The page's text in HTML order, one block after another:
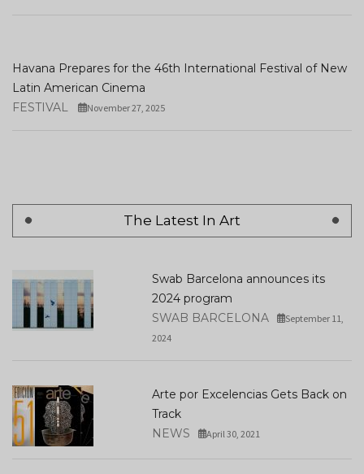
Havana Prepares for the 46th International Festival of New
Latin American Cinema
FESTIVAL
November 27, 2025
The Latest In Art
Swab Barcelona announces its
2024 program
SWAB BARCELONA
September 11,
2024
Arte por Excelencias Gets Back on
Track
NEWS
April 30, 2021